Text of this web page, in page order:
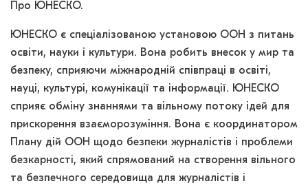
Про ЮНЕСКО.
ЮНЕСКО є спеціалізованою установою ООН з питань
освіти, науки і культури. Вона робить внесок у мир та
безпеку, сприяючи міжнародній співпраці в освіті,
науці, культурі, комунікації та інформації. ЮНЕСКО
сприяє обміну знаннями та вільному потоку ідей для
прискорення взаєморозуміння. Вона є координатором
Плану дій ООН щодо безпеки журналістів і проблеми
безкарності, який спрямований на створення вільного
та безпечного середовища для журналістів і